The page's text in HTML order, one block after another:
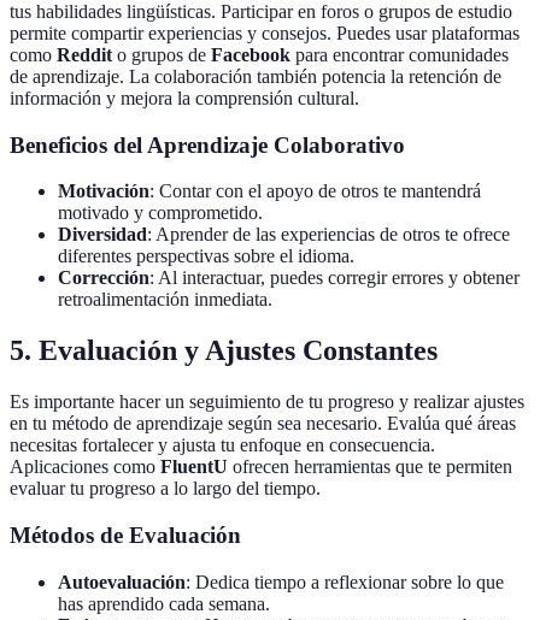
tus habilidades lingüísticas. Participar en foros o grupos de estudio
permite compartir experiencias y consejos. Puedes usar plataformas
como Reddit o grupos de Facebook para encontrar comunidades
de aprendizaje. La colaboración también potencia la retención de
información y mejora la comprensión cultural.
Beneficios del Aprendizaje Colaborativo
Motivación: Contar con el apoyo de otros te mantendrá
motivado y comprometido.
Diversidad: Aprender de las experiencias de otros te ofrece
diferentes perspectivas sobre el idioma.
Corrección: Al interactuar, puedes corregir errores y obtener
retroalimentación inmediata.
5. Evaluación y Ajustes Constantes
Es importante hacer un seguimiento de tu progreso y realizar ajustes
en tu método de aprendizaje según sea necesario. Evalúa qué áreas
necesitas fortalecer y ajusta tu enfoque en consecuencia.
Aplicaciones como FluentU ofrecen herramientas que te permiten
evaluar tu progreso a lo largo del tiempo.
Métodos de Evaluación
Autoevaluación: Dedica tiempo a reflexionar sobre lo que
has aprendido cada semana.